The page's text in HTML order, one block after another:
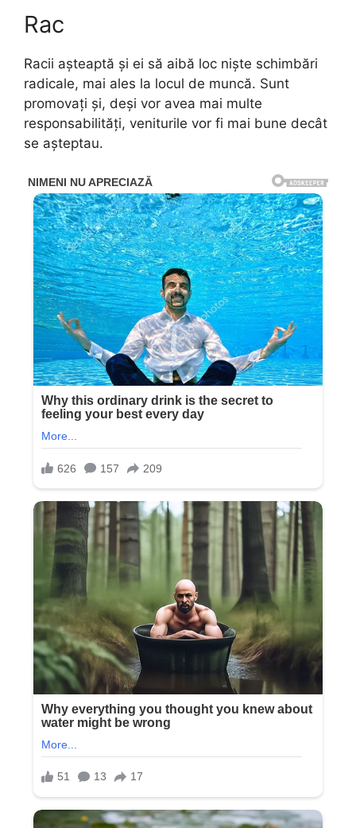
Rac
Racii așteaptă și ei să aibă loc niște schimbări
radicale, mai ales la locul de muncă. Sunt
promovați și, deși vor avea mai multe
responsabilități, veniturile vor fi mai bune decât
se așteptau.